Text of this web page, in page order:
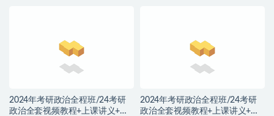
2024年考研政治全程班/24考研
政治全套视频教程+上课讲义+电
2024年考研政治全程班/24考研
政治全套视频教程+上课讲义+电